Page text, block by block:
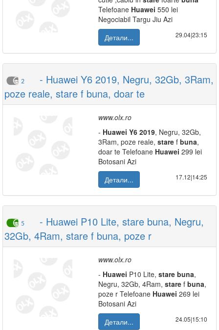
Telefoane Huawei 550 lei
Negociabil Targu Jiu Azi
Детали...
29.04|23:15
2
- Huawei Y6 2019, Negru, 32Gb, 3Ram,
poze reale, stare f buna, doar te
www.olx.ro
- Huawei Y6 2019, Negru, 32Gb,
3Ram, poze reale, stare f buna,
doar te Telefoane Huawei 299 lei
Botosani Azi
Детали...
17.12|14:25
5
- Huawei P10 Lite, stare buna, Negru,
32Gb, 4Ram, stare f buna, poze r
www.olx.ro
- Huawei P10 Lite, stare buna,
Negru, 32Gb, 4Ram, stare f buna,
poze r Telefoane Huawei 269 lei
Botosani Azi
Детали...
24.05|15:10